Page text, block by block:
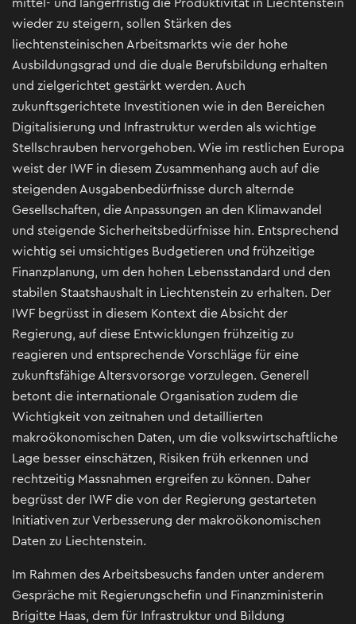
mittel- und längerfristig die Produktivität in Liechtenstein
wieder zu steigern, sollen Stärken des
liechtensteinischen Arbeitsmarkts wie der hohe
Ausbildungsgrad und die duale Berufsbildung erhalten
und zielgerichtet gestärkt werden. Auch
zukunftsgerichtete Investitionen wie in den Bereichen
Digitalisierung und Infrastruktur werden als wichtige
Stellschrauben hervorgehoben. Wie im restlichen Europa
weist der IWF in diesem Zusammenhang auch auf die
steigenden Ausgabenbedürfnisse durch alternde
Gesellschaften, die Anpassungen an den Klimawandel
und steigende Sicherheitsbedürfnisse hin. Entsprechend
wichtig sei umsichtiges Budgetieren und frühzeitige
Finanzplanung, um den hohen Lebensstandard und den
stabilen Staatshaushalt in Liechtenstein zu erhalten. Der
IWF begrüsst in diesem Kontext die Absicht der
Regierung, auf diese Entwicklungen frühzeitig zu
reagieren und entsprechende Vorschläge für eine
zukunftsfähige Altersvorsorge vorzulegen. Generell
betont die internationale Organisation zudem die
Wichtigkeit von zeitnahen und detaillierten
makroökonomischen Daten, um die volkswirtschaftliche
Lage besser einschätzen, Risiken früh erkennen und
rechtzeitig Massnahmen ergreifen zu können. Daher
begrüsst der IWF die von der Regierung gestarteten
Initiativen zur Verbesserung der makroökonomischen
Daten zu Liechtenstein.
Im Rahmen des Arbeitsbesuchs fanden unter anderem
Gespräche mit Regierungschefin und Finanzministerin
Brigitte Haas, dem für Infrastruktur und Bildung